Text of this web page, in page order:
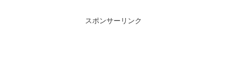
スポンサーリンク